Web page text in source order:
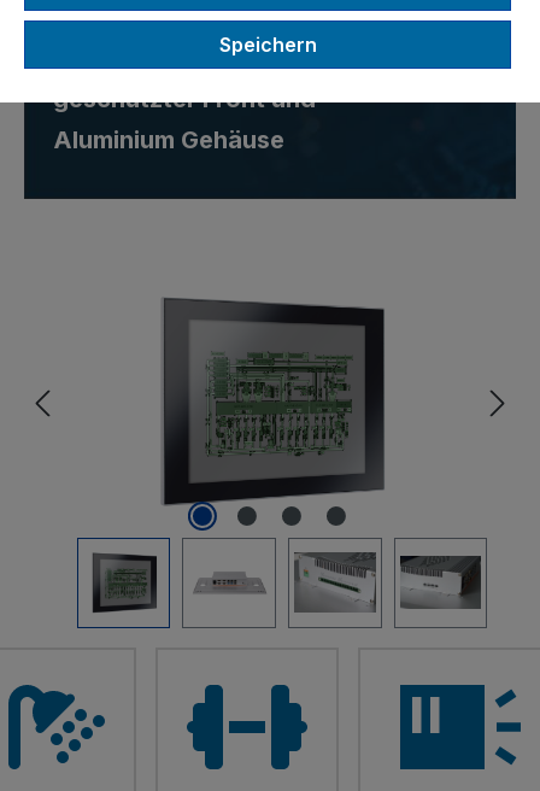
Robuster, kapazitiver 19"
Panel PC mit IP65-
geschützter Front und
Aluminium Gehäuse
Speichern